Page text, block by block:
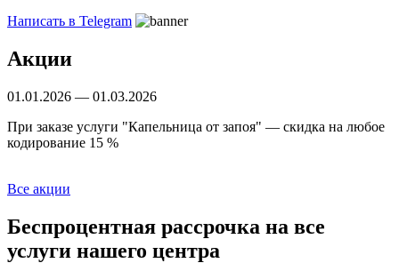
Написать в Telegram
Акции
01.01.2026 — 01.03.2026
При заказе услуги "Капельница от запоя" — скидка на любое
кодирование 15 %
Все акции
Беспроцентная рассрочка на все
услуги нашего центра